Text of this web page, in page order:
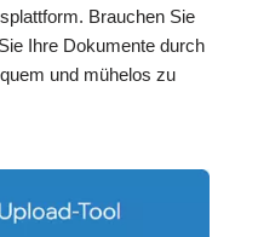
Brauchen Sie
Ihre Dokumente durch
und mühelos zu